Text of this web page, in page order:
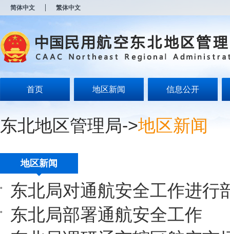
简体中文 繁体中文
首页 地区新闻 信息公开
东北地区管理局->地区新闻
地区新闻
东北局对通航安全工作进行
东北局部署通航安全工作
开
无
障
说
Alt
加
导
式